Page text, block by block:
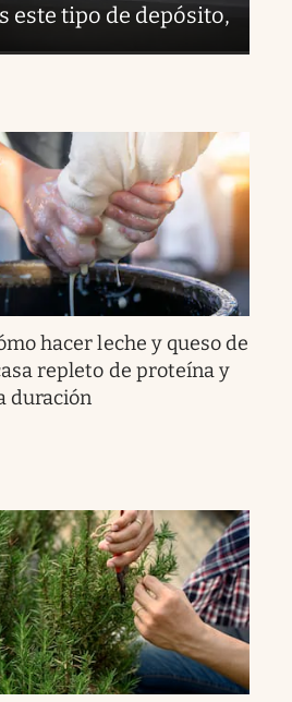
este tipo de depósito,
hacer leche y queso de
repleto de proteína y
duración